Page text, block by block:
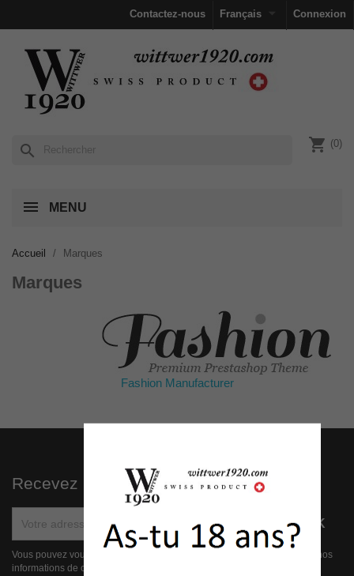
Contactez-nous Français Connexion
search shopping_cart (0)
MENU
Accueil Marques
Marques
Fashion Manufacturer
Recevez nos offres spéciales
Vous pouvez vous désinscrire à tout moment. Vous trouverez pour cela nos
informations de contact dans les conditions d'utilisation du site.